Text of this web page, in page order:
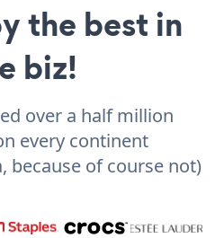
the best in
biz!
over a half million
every continent
because of course not)